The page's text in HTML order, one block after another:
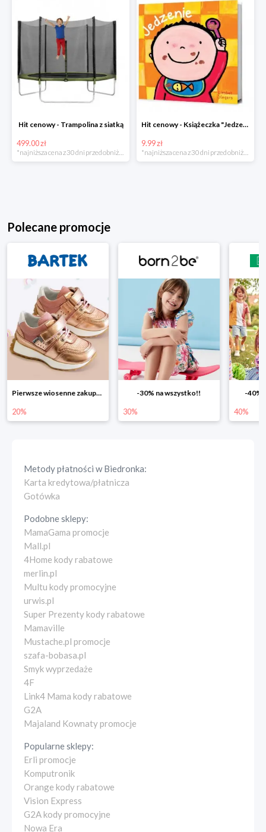
Hit cenowy - Trampolina z siatką
499.00 zł
Hit cenowy - Książeczka "Jedzenie"
9.99 zł
Polecane promocje
-30% na wszystko!! -40% na drugą sztukę
Metody płatności wBiedronka:
Karta kredytowa/płatnicza
Gotówka
Podobne sklepy:
MamaGama promocje
Mall.pl
4Home kody rabatowe
merlin.pl
Multu kody promocyjne
urwis.pl
Super Prezenty kody rabatowe
Mamaville
Mustache.pl promocje
szafa-bobasa.pl
Smyk wyprzedaże
4F
Link4 Mama kody rabatowe
G2A
Majaland Kownaty promocje
Popularne sklepy:
Erli promocje
Komputronik
Orange kody rabatowe
Vision Express
G2A kody promocyjne
Nowa Era